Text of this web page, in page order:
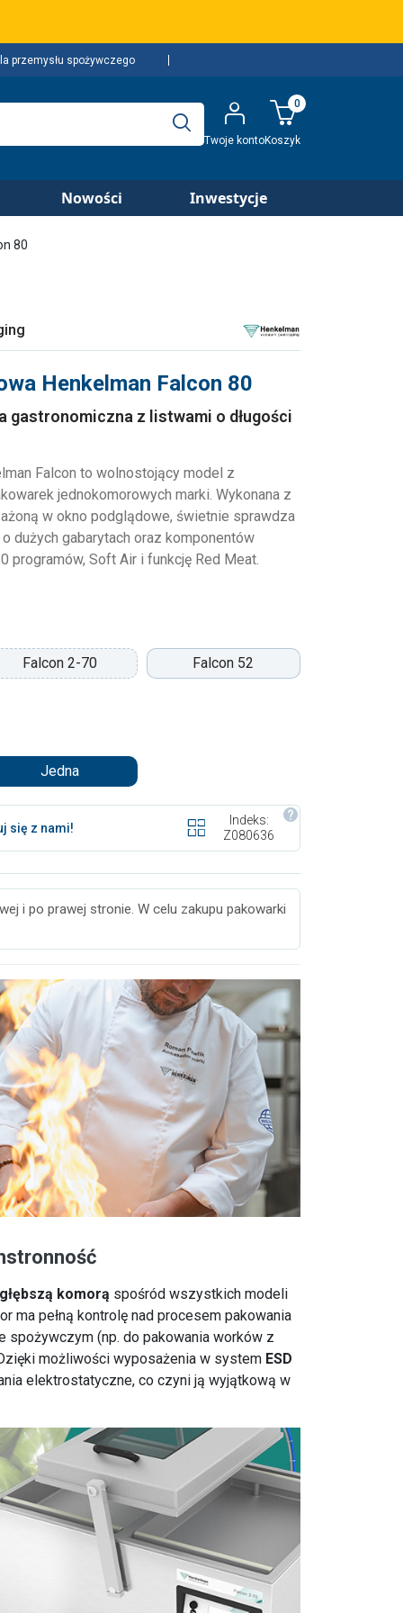
przemysłu spożywczego
Twoje kontoKoszyk
0
Nowości Inwestycje
80
Henkelman Falcon 80
gastronomiczna z listwami o długości
Falcon to wolnostojący model z
jednokomorowych marki. Wykonana z
w okno podglądowe, świetnie sprawdza
dużych gabarytach oraz komponentów
programów, Soft Air i funkcję Red Meat.
Falcon 2-70 Falcon 52
Jedna
się z nami!
Indeks:
Z080636
i po prawej stronie. W celu zakupu pakowarki
komorą spośród wszystkich modeli
ma pełną kontrolę nad procesem pakowania
(np. do pakowania worków z
możliwości wyposażenia w system ESD
elektrostatyczne, co czyni ją wyjątkową w